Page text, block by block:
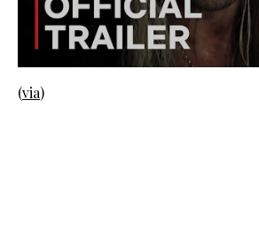
(via)